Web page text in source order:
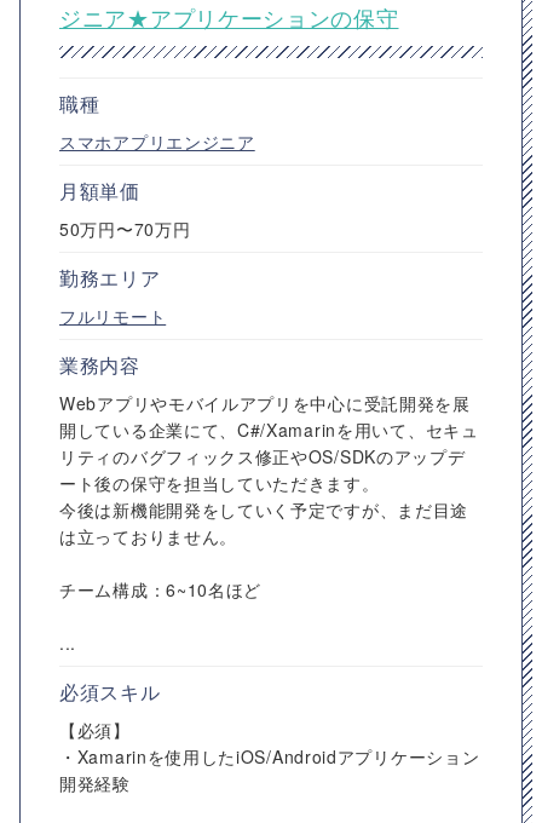
ジニア★アプリケーションの保守
職種
スマホアプリエンジニア
月額単価
50万円〜70万円
勤務エリア
フルリモート
業務内容
Webアプリやモバイルアプリを中心に受託開発を展
開している企業にて、C#/Xamarinを用いて、セキュ
リティのバグフィックス修正やOS/SDKのアップデ
ート後の保守を担当していただきます。
今後は新機能開発をしていく予定ですが、まだ目途
は立っておりません。
チーム構成：6~10名ほど
...
必須スキル
【必須】
・Xamarinを使用したiOS/Androidアプリケーション
開発経験